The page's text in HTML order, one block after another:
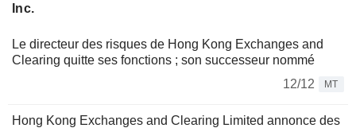
Inc.
Le directeur des risques de Hong Kong Exchanges and
Clearing quitte ses fonctions ; son successeur nommé
12/12
MT
Hong Kong Exchanges and Clearing Limited annonce des